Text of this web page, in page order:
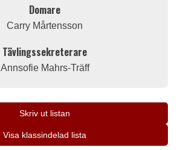
Domare
Carry Mårtensson
Tävlingssekreterare
Annsofie Mahrs-Träff
Skriv ut listan
Visa klassindelad lista